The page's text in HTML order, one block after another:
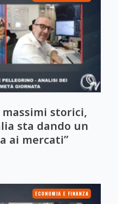
storici,
sta dando un
ai mercati”
ECONOMIA E FINANZA